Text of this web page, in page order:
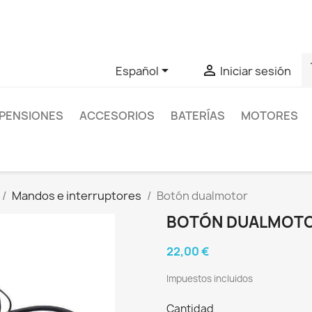
Español  Iniciar sesión
ACCESORIOS BATERÍAS MOTORES
Mandos e interruptores Botón dualmotor
BOTÓN
22,00 €
Impuestos incluidos
Cantidad